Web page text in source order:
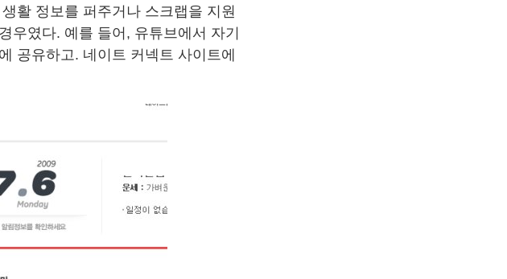
활 정보를 퍼주거나 스크랩을 지원
우였다. 예를 들어, 유튜브에서 자기
공유하고. 네이트 커넥트 사이트에